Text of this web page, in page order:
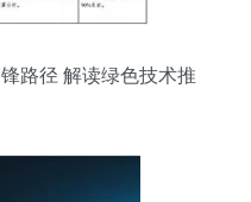
路径 解读绿色技术推